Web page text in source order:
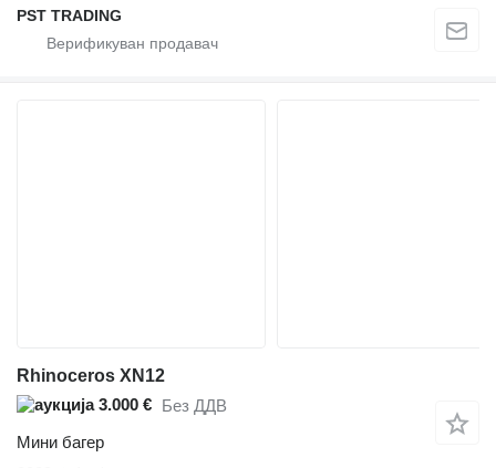
PST TRADING
Rhinoceros XN12
3.000 € Без ДДВ
Мини багер